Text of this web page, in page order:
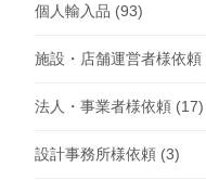
個人輸入品 (93)
施設・店舗運営者様依頼
法人・事業者様依頼 (17)
設計事務所様依頼 (3)